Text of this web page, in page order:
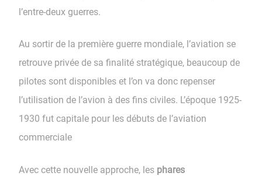
l’entre-deux guerres.
Au sortir de la première guerre mondiale, l’aviation se
retrouve privée de sa finalité stratégique, beaucoup de
pilotes sont disponibles et l’on va donc repenser
l’utilisation de l’avion à des fins civiles. L’époque 1925-
1930 fut capitale pour les débuts de l’aviation
commerciale
Avec cette nouvelle approche, les phares